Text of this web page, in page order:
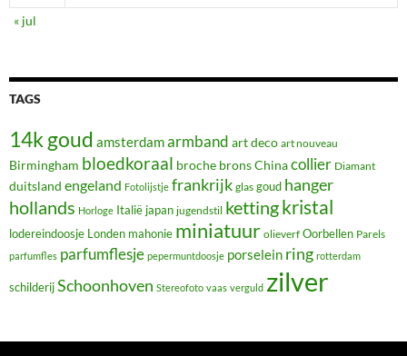
« jul
TAGS
14k goud amsterdamarmband art deco art nouveau
Birmingham bloedkoraal broche bronsChinacollier Diamant
duitsland engeland Fotolijstje frankrijk glas goud hanger
hollands Horloge Italië japan jugendstil kettingkristal
lodereindoosje Londen mahonie miniatuur olieverf Oorbellen Parels
parfumfles parfumflesje pepermuntdoosje porselein ring rotterdam
schilderijSchoonhoven Stereofoto vaas verguld zilver